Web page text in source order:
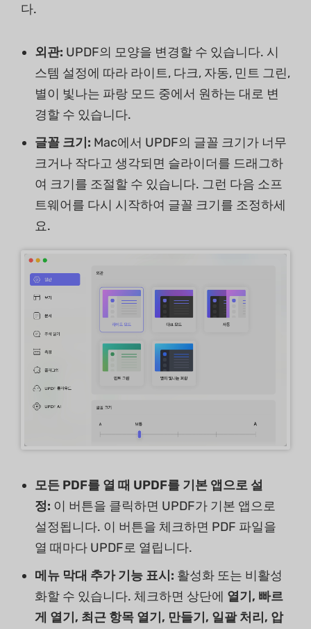
다.
외관: UPDF의 모양을 변경할 수 있습니다. 시
스템 설정에 따라 라이트, 다크, 자동, 민트 그린,
별이 빛나는 파랑 모드 중에서 원하는 대로 변
경할 수 있습니다.
글꼴 크기: Mac에서 UPDF의 글꼴 크기가 너무
크거나 작다고 생각되면 슬라이더를 드래그하
여 크기를 조절할 수 있습니다. 그런 다음 소프
트웨어를 다시 시작하여 글꼴 크기를 조정하세
요.
모든 PDF를 열 때 UPDF를 기본 앱으로 설
정: 이 버튼을 클릭하면 UPDF가 기본 앱으로
설정됩니다. 이 버튼을 체크하면 PDF 파일을
열 때마다 UPDF로 열립니다.
메뉴 막대 추가 기능 표시: 활성화 또는 비활성
화할 수 있습니다. 체크하면 상단에 열기, 빠르
게 열기, 최근 항목 열기, 만들기, 일괄 처리, 압